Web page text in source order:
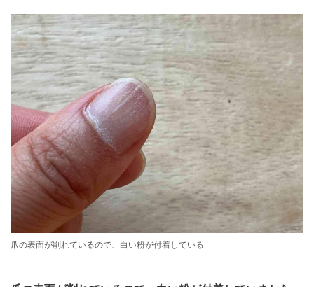
爪の表面が削れているので、白い粉が付着している